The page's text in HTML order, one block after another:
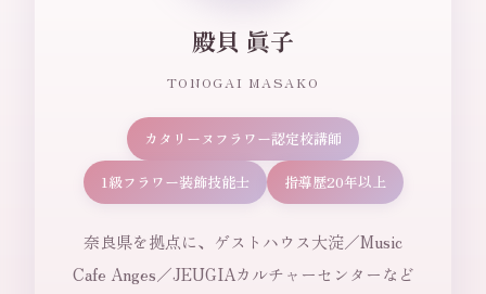
殿貝 眞子
TONOGAI MASAKO
カタリーヌフラワー認定校講師
1級フラワー装飾技能士 指導歴20年以上
奈良県を拠点に、ゲストハウス大淀／Music
Cafe Anges／JEUGIAカルチャーセンターなど